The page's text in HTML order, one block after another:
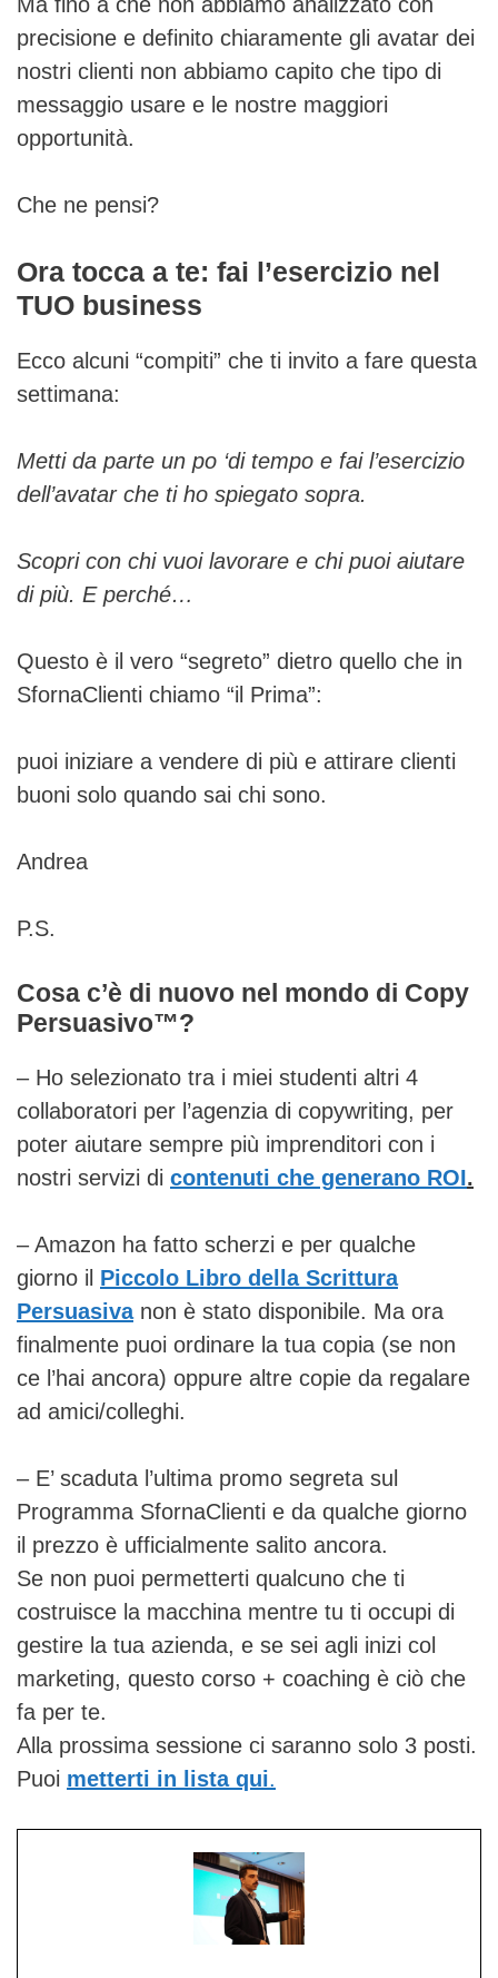
precisione e definito chiaramente gli avatar dei
nostri clienti non abbiamo capito che tipo di
messaggio usare e le nostre maggiori
opportunità.
Che ne pensi?
Ora tocca a te: fai l’esercizio nel
TUO business
Ecco alcuni “compiti” che ti invito a fare questa
settimana:
Metti da parte un po ‘di tempo e fai l’esercizio
dell’avatar che ti ho spiegato sopra.
Scopri con chi vuoi lavorare e chi puoi aiutare
di più. E perché…
Questo è il vero “segreto” dietro quello che in
SfornaClienti chiamo “il Prima”:
puoi iniziare a vendere di più e attirare clienti
buoni solo quando sai chi sono.
Andrea
P.S.
Cosa c’è di nuovo nel mondo di Copy
Persuasivo™?
– Ho selezionato tra i miei studenti altri 4
collaboratori per l’agenzia di copywriting, per
poter aiutare sempre più imprenditori con i
nostri servizi di contenuti che generano ROI.
– Amazon ha fatto scherzi e per qualche
giorno il Piccolo Libro della Scrittura
Persuasivanon è stato disponibile. Ma ora
finalmente puoi ordinare la tua copia (se non
ce l’hai ancora) oppure altre copie da regalare
ad amici/colleghi.
– E’ scaduta l’ultima promo segreta sul
Programma SfornaClienti e da qualche giorno
il prezzo è ufficialmente salito ancora.
Se non puoi permetterti qualcuno che ti
costruisce la macchina mentre tu ti occupi di
gestire la tua azienda, e se sei agli inizi col
marketing, questo corso + coaching è ciò che
fa per te.
Alla prossima sessione ci saranno solo 3 posti.
Puoi metterti in lista qui.